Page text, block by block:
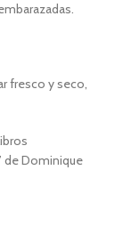
fresco y seco,
de Dominique